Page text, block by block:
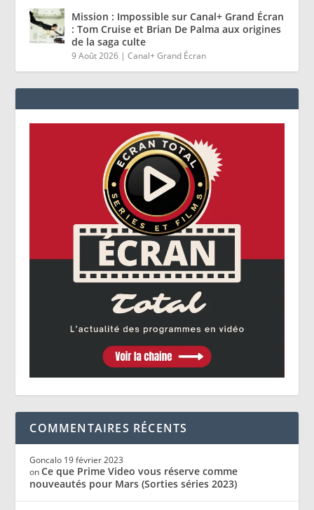
Mission : Impossible sur Canal+ Grand Écran
: Tom Cruise et Brian De Palma aux origines
de la saga culte
9 Août 2026 |Canal+ Grand Écran
COMMENTAIRES RÉCENTS
Goncalo 19 février 2023
onCe que Prime Video vous réserve comme
nouveautés pour Mars (Sorties séries 2023)